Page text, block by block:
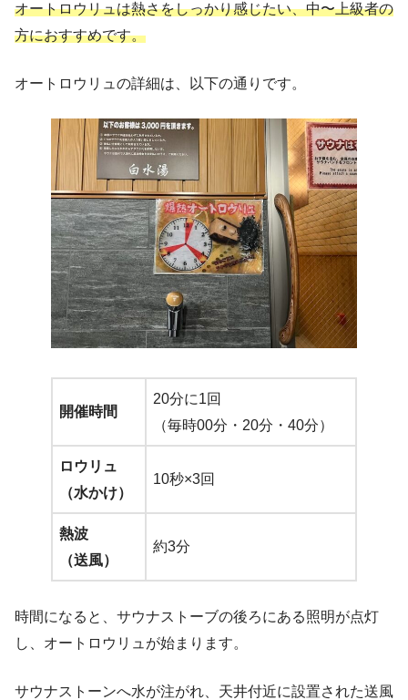
オートロウリュは熱さをしっかり感じたい、中〜上級者の
方におすすめです。
オートロウリュの詳細は、以下の通りです。
開催時間
20分に1回
（毎時00分・20分・40分）
ロウリュ
（水かけ）
10秒×3回
熱波
（送風）
約3分
時間になると、サウナストーブの後ろにある照明が点灯
し、オートロウリュが始まります。
サウナストーンへ水が注がれ、天井付近に設置された送風